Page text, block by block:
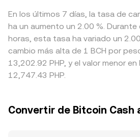
En los últimos 7 días, la tasa de
ha un aumento un 2.00 %.
horas, esta tasa ha variado un
cambio más alta de 1 BCH por
13,202.92 PHP, y el valor menor
12,747.43 PHP.
Convertir de Bitcoin Cash